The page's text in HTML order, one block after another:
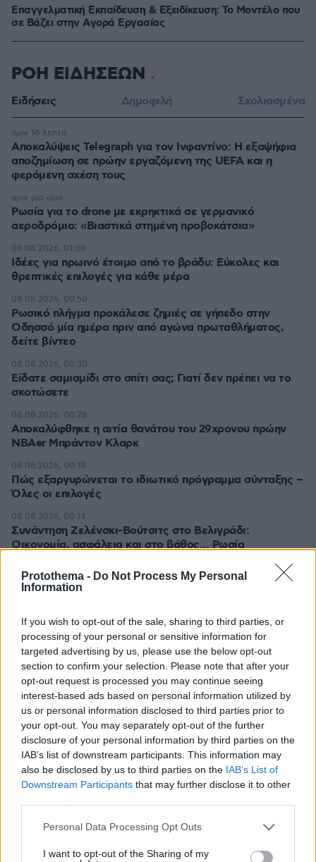
Protothema - Do Not Process My Personal
Information
If you wish to opt-out of the sale, sharing to third parties, or
processing of your personal or sensitive information for
targeted advertising by us, please use the below opt-out
section to confirm your selection. Please note that after your
opt-out request is processed you may continue seeing
interest-based ads based on personal information utilized by
us or personal information disclosed to third parties prior to
your opt-out. You may separately opt-out of the further
disclosure of your personal information by third parties on the
IAB’s list of downstream participants. This information may
also be disclosed by us to third parties on the IAB’s List of
Downstream Participants that may further disclose it to other
Please note that this website/app uses one or more Google
not limited to your visit or usage behaviour. You may click to
Personal Data Processing Opt Outs
I want to opt-out of the Sharing of my
Επαγγελματική Εκπαίδευση & Εξειδίκευση: Το Mοντέλο που
σε Bάζει στην Aγορά Eργασίας
ΡΟΗ ΕΙΔΗΣΕΩΝ
Ειδήσεις Δημοφιλή Σχολιασμένα
Αποκαλύψεις Telegraph για τον Ινφαντίνο: Η εξαψήφια
αποζημίωση σε πρώην εργαζόμενη της UEFA και η
φερόμενη σχέση τους
πριν 16 λεπτά
Ρωσία για το drone με εκρηκτικά σε γερμανικό
αεροδρόμιο: «Βιαστικά στημένη προβοκάτσια»
πριν μία ώρα
Ιδέες για πρωινό έτοιμο από το βράδυ: Εύκολες και
θρεπτικές επιλογές για κάθε μέρα
08.08.2026, 01:00
Ρωσικό πλήγμα προκάλεσε ζημιές σε γήπεδο στην
Οδησσό μία ημέρα πριν από αγώνα πρωταθλήματος,
δείτε βίντεο
08.08.2026, 00:50
Είδατε σαμιαμίδι στο σπίτι σας; Γιατί δεν πρέπει να το
σκοτώσετε
08.08.2026, 00:30
Αποκαλύφθηκε η αιτία θανάτου του 29χρονου πρώην
NBAer Μπράντον Κλαρκ
08.08.2026, 00:28
Πώς εξαργυρώνεται το ιδιωτικό πρόγραμμα σύνταξης –
Όλες οι επιλογές
08.08.2026, 00:18
Συνάντηση Ζελένσκι-Βούτσιτς στο Βελιγράδι:
Οικονομία, ασφάλεια και στο βάθος... Ρωσία
08.08.2026, 00:14
Σιροπιαστά γλυκά: Πού βρίσκουμε από τα καλύτερα
γλυκά ταψιού για το σπίτι
Υπό έλεγχο η πυρκαγιά σε ισόγειο κατάστημα στο
Παλαιό Φάληρο, εκκενώθηκε προληπτικά πολυκατοικία
07.08.2026, 23:47
ΔΕΙΤΕ ΟΛΕΣ ΤΙΣ ΕΙΔΗΣΕΙΣ
ΤΑ ΠΙΟ ΔΗΜΟΦΙΛΗ